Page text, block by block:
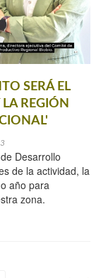
SERÁ EL
REGIÓN
Desarrollo
de la actividad, la
año para
zona.